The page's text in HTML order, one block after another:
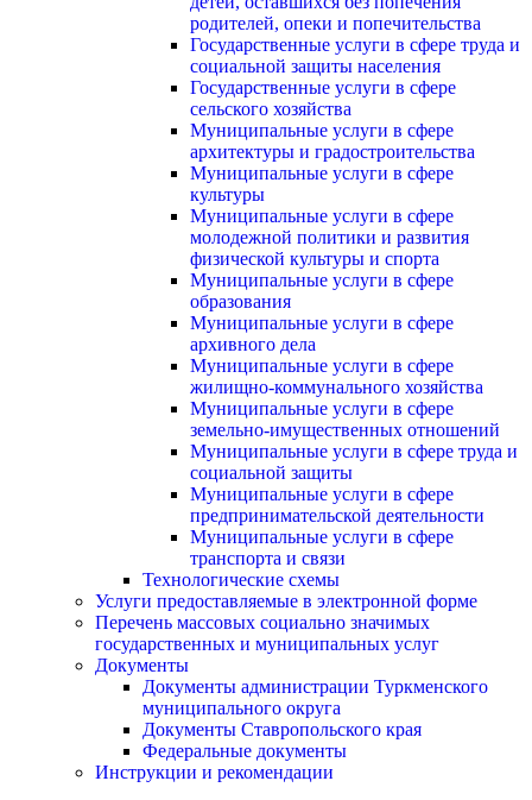
родителей, опеки и попечительства
Государственные услуги в сфере труда и
социальной защиты населения
Государственные услуги в сфере
сельского хозяйства
Муниципальные услуги в сфере
архитектуры и градостроительства
Муниципальные услуги в сфере
культуры
Муниципальные услуги в сфере
молодежной политики и развития
физической культуры и спорта
Муниципальные услуги в сфере
образования
Муниципальные услуги в сфере
архивного дела
Муниципальные услуги в сфере
жилищно-коммунального хозяйства
Муниципальные услуги в сфере
земельно-имущественных отношений
Муниципальные услуги в сфере труда и
социальной защиты
Муниципальные услуги в сфере
предпринимательской деятельности
Муниципальные услуги в сфере
транспорта и связи
Технологические схемы
Услуги предоставляемые в электронной форме
Перечень массовых социально значимых
государственных и муниципальных услуг
Документы
Документы администрации Туркменского
муниципального округа
Документы Ставропольского края
Федеральные документы
Инструкции и рекомендации